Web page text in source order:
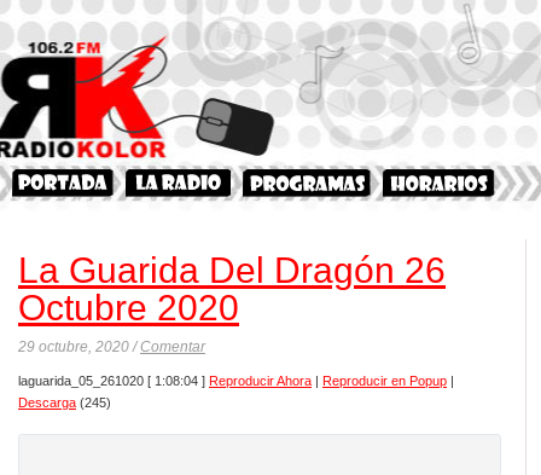
La Guarida Del Dragón 26
Octubre 2020
29 octubre, 2020 /Comentar
laguarida_05_261020 [ 1:08:04 ] Reproducir Ahora | Reproducir en Popup |
Descarga (245)